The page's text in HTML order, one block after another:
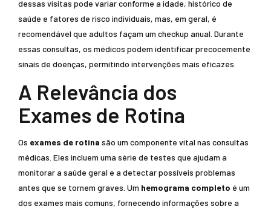
dessas visitas pode variar conforme a idade, histórico de
saúde e fatores de risco individuais, mas, em geral, é
recomendável que adultos façam um checkup anual. Durante
essas consultas, os médicos podem identificar precocemente
sinais de doenças, permitindo intervenções mais eficazes.
A Relevância dos
Exames de Rotina
Os exames de rotina são um componente vital nas consultas
médicas. Eles incluem uma série de testes que ajudam a
monitorar a saúde geral e a detectar possíveis problemas
antes que se tornem graves. Um hemograma completo é um
dos exames mais comuns, fornecendo informações sobre a